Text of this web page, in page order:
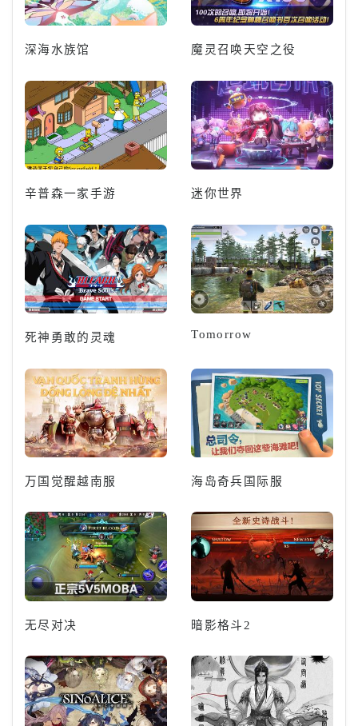
深海水族馆 魔灵召唤天空之役
辛普森一家手游 迷你世界
死神勇敢的灵魂 Tomorrow
万国觉醒越南服 海岛奇兵国际服
无尽对决 暗影格斗2